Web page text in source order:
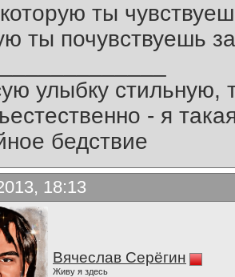
ты
ты почувствуешь
улыбку стильную,
- я
бедствие
18:13
Вячеслав Серёгин
Живу я здесь